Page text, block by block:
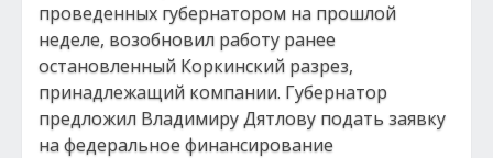
проведенных губернатором на прошлой
неделе, возобновил работу ранее
остановленный Коркинский разрез,
принадлежащий компании. Губернатор
предложил Владимиру Дятлову подать заявку
на федеральное финансирование